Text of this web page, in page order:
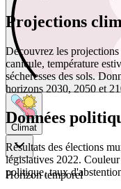
Climat
Horizon temporel
Projections
Découvrez les
canicule, température
sécheresses des sols.
horizons 2030, 2050 et
Données
Résultats des élections
législatives 2022.
politique, taux